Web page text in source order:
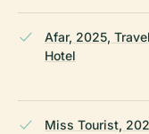
Afar, 2025,
Hotel
Miss Tourist,